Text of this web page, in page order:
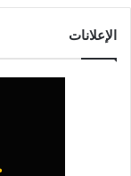
الإعلانات